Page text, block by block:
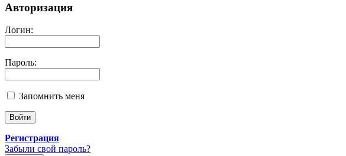
Авторизация
Логин:
Пароль:
Запомнить меня
Регистрация
Забыли свой пароль?